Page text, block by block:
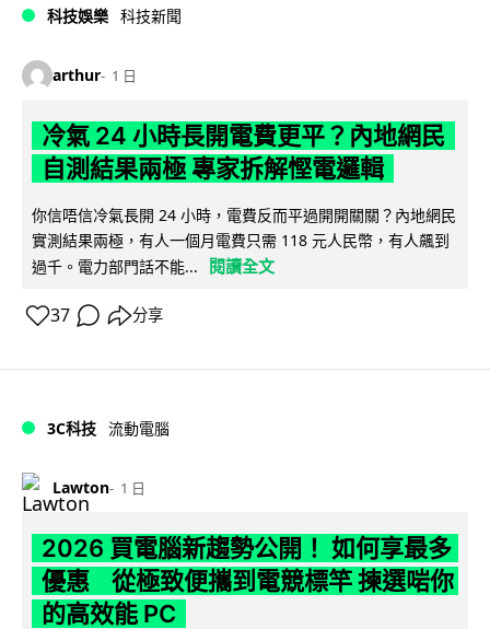
科技娛樂 科技新聞
arthur 1 日
冷氣 24 小時長開電費更平？內地網民
自測結果兩極 專家拆解慳電邏輯
你信唔信冷氣長開 24 小時，電費反而平過開開關關？內地網民
實測結果兩極，有人一個月電費只需 118 元人民幣，有人飆到
過千。電力部門話不能...
閱讀全文
37 分享
3C科技 流動電腦
Lawton 1 日
2026 買電腦新趨勢公開！ 如何享最多
優惠 從極致便攜到電競標竿 揀選啱你
的高效能 PC